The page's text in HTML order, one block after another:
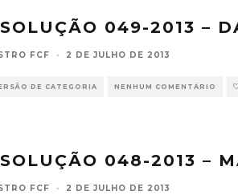
049-2013 –
FCF · 2 DE JULHO DE 2013
DE CATEGORIA NENHUM COMENTÁRIO
048-2013 –
FCF · 2 DE JULHO DE 2013